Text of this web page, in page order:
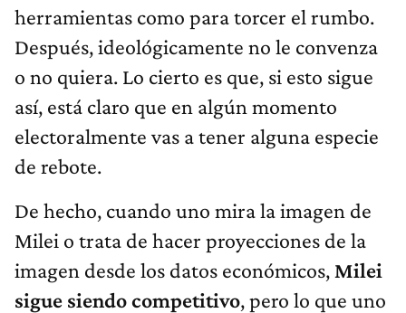
herramientas como para torcer el rumbo.
Después, ideológicamente no le convenza
o no quiera. Lo cierto es que, si esto sigue
así, está claro que en algún momento
electoralmente vas a tener alguna especie
de rebote.
De hecho, cuando uno mira la imagen de
Milei o trata de hacer proyecciones de la
imagen desde los datos económicos, Milei
sigue siendo competitivo, pero lo que uno